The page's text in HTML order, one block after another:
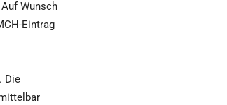
Wunsch
Eintrag
Die